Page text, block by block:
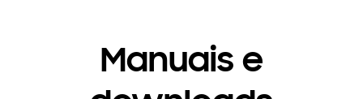
Manuais e